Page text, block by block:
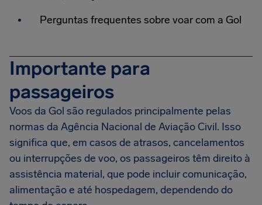
Perguntas frequentes sobre voar com a Gol
Importante para
passageiros
Voos da Gol são regulados principalmente pelas
normas da Agência Nacional de Aviação Civil. Isso
significa que, em casos de atrasos, cancelamentos
ou interrupções de voo, os passageiros têm direito à
assistência material, que pode incluir comunicação,
alimentação e até hospedagem, dependendo do